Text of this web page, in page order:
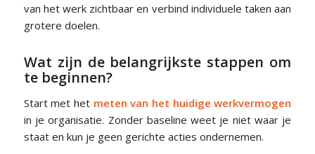
van het werk zichtbaar en verbind individuele taken aan
grotere doelen.
Wat zijn de belangrijkste stappen om
te beginnen?
Start met het meten van het huidige werkvermogen
in je organisatie. Zonder baseline weet je niet waar je
staat en kun je geen gerichte acties ondernemen.